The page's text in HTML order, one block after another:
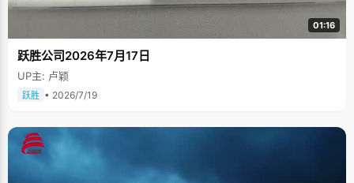
01:16
跃胜公司2026年7月17日
UP主: 卢颖
跃胜 • 2026/7/19